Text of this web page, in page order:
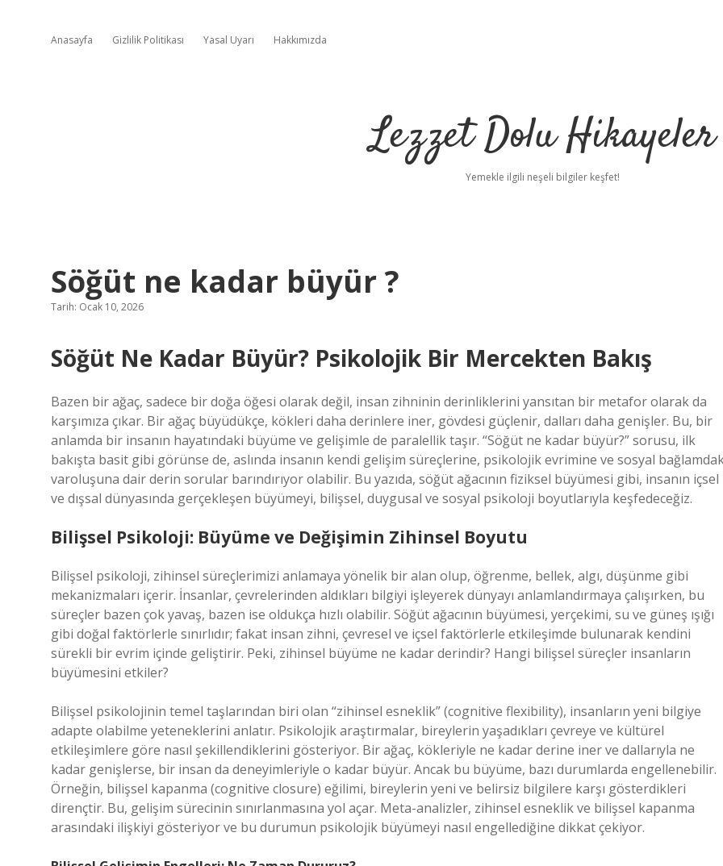
Anasayfa Gizlilik Politikası Yasal Uyarı Hakkımızda
Lezzet Dolu Hikayeler
Yemekle ilgili neşeli bilgiler keşfet!
Söğüt ne kadar büyür ?
Tarih: Ocak 10, 2026
Söğüt Ne Kadar Büyür? Psikolojik Bir Mercekten Bakış
Bazen bir ağaç, sadece bir doğa öğesi olarak değil, insan zihninin derinliklerini yansıtan bir metafor olarak da
karşımıza çıkar. Bir ağaç büyüdükçe, kökleri daha derinlere iner, gövdesi güçlenir, dalları daha genişler. Bu, bir
anlamda bir insanın hayatındaki büyüme ve gelişimle de paralellik taşır. “Söğüt ne kadar büyür?” sorusu, ilk
bakışta basit gibi görünse de, aslında insanın kendi gelişim süreçlerine, psikolojik evrimine ve sosyal
varoluşuna dair derin sorular barındırıyor olabilir. Bu yazıda, söğüt ağacının fiziksel büyümesi gibi, insanın içsel
ve dışsal dünyasında gerçekleşen büyümeyi, bilişsel, duygusal ve sosyal psikoloji boyutlarıyla keşfedeceğiz.
Bilişsel Psikoloji: Büyüme ve Değişimin Zihinsel Boyutu
Bilişsel psikoloji, zihinsel süreçlerimizi anlamaya yönelik bir alan olup, öğrenme, bellek, algı, düşünme gibi
mekanizmaları içerir. İnsanlar, çevrelerinden aldıkları bilgiyi işleyerek dünyayı anlamlandırmaya çalışırken, bu
süreçler bazen çok yavaş, bazen ise oldukça hızlı olabilir. Söğüt ağacının büyümesi, yerçekimi, su ve güneş ışığı
gibi doğal faktörlerle sınırlıdır; fakat insan zihni, çevresel ve içsel faktörlerle etkileşimde bulunarak kendini
sürekli bir evrim içinde geliştirir. Peki, zihinsel büyüme ne kadar derindir? Hangi bilişsel süreçler insanların
büyümesini etkiler?
Bilişsel psikolojinin temel taşlarından biri olan “zihinsel esneklik” (cognitive flexibility), insanların yeni bilgiye
adapte olabilme yeteneklerini anlatır. Psikolojik araştırmalar, bireylerin yaşadıkları çevreye ve kültürel
etkileşimlere göre nasıl şekillendiklerini gösteriyor. Bir ağaç, kökleriyle ne kadar derine iner ve dallarıyla ne
kadar genişlerse, bir insan da deneyimleriyle o kadar büyür. Ancak bu büyüme, bazı durumlarda engellenebilir.
Örneğin, bilişsel kapanma (cognitive closure) eğilimi, bireylerin yeni ve belirsiz bilgilere karşı gösterdikleri
dirençtir. Bu, gelişim sürecinin sınırlanmasına yol açar. Meta-analizler, zihinsel esneklik ve bilişsel kapanma
arasındaki ilişkiyi gösteriyor ve bu durumun psikolojik büyümeyi nasıl engellediğine dikkat çekiyor.